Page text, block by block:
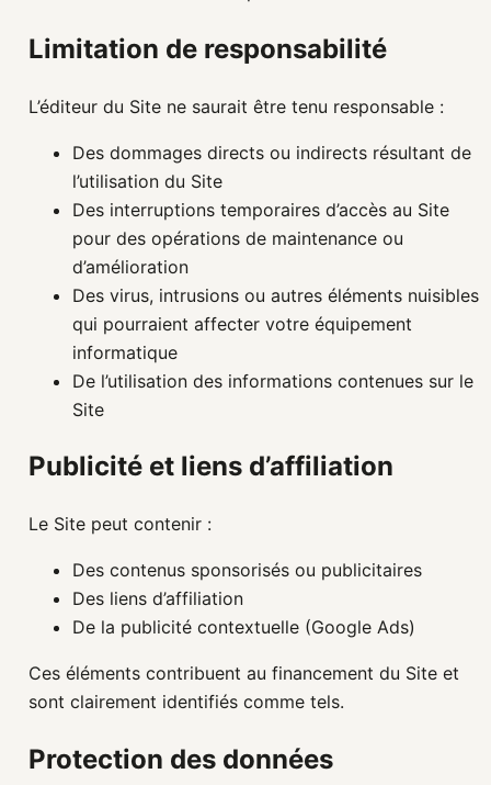
Limitation de responsabilité
L’éditeur du Site ne saurait être tenu responsable :
Des dommages directs ou indirects résultant de
l’utilisation du Site
Des interruptions temporaires d’accès au Site
pour des opérations de maintenance ou
d’amélioration
Des virus, intrusions ou autres éléments nuisibles
qui pourraient affecter votre équipement
informatique
De l’utilisation des informations contenues sur le
Site
Publicité et liens d’affiliation
Le Site peut contenir :
Des contenus sponsorisés ou publicitaires
Des liens d’affiliation
De la publicité contextuelle (Google Ads)
Ces éléments contribuent au financement du Site et
sont clairement identifiés comme tels.
Protection des données